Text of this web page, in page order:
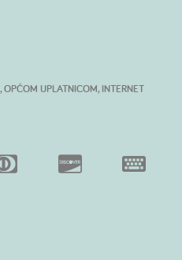
UPLATNICOM, INTERNET